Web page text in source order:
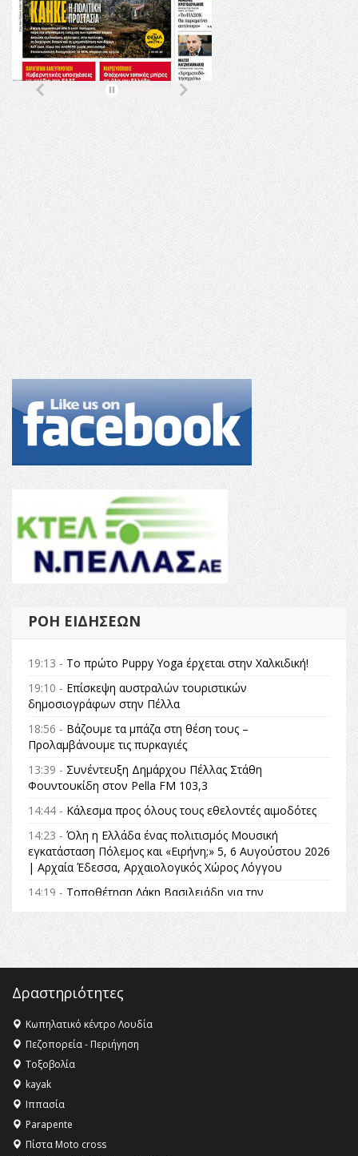
ΡΟΉ ΕΙΔΉΣΕΩΝ
19:13 - Το πρώτο Puppy Yoga έρχεται στην Χαλκιδική!
19:10 - Επίσκεψη αυστραλών τουριστικών
δημοσιογράφων στην Πέλλα
18:56 - Βάζουμε τα μπάζα στη θέση τους –
Προλαμβάνουμε τις πυρκαγιές
13:39 - Συνέντευξη Δημάρχου Πέλλας Στάθη
Φουντουκίδη στον Pella FM 103,3
14:44 - Κάλεσμα προς όλους τους εθελοντές αιμοδότες
14:23 - Όλη η Ελλάδα ένας πολιτισμός Μουσική
εγκατάσταση Πόλεμος και «Ειρήνη;» 5, 6 Αυγούστου 2026
| Αρχαία Έδεσσα, Αρχαιολογικός Χώρος Λόγγου
14:19 - Τοποθέτηση Λάκη Βασιλειάδη για την
Αναθεώρηση του Συντάγματος: «Σε τέτοιες κορυφαίες
θεσμικές διαδικασίες υπάρχει μόνο η ευθύνη απέναντι
στις επόμενες γενιές»
16:35 -Το πρόγραμμα του ΠΑΟΚ στον δεύτερο γύρο του
16:27 - Όλυμπος: Εντάχθηκε στον Κατάλογο Παγκόσμιας
Κληρονομιάς της UNESCO – Ομόφωνη η απόφαση Ο
Όλυμπος αναγνωρίστηκε ως φυσικό και πολιτιστικό
αγαθό εξέχουσας οικουμενικής αξίας για την
ανθρωπότητα
16:18 -
ΣΤΗΝ ΕΔΕΣΣΑ
Δραστηριότητες
Κωπηλατικό κέντρο Λουδία
Πεζοπορεία - Περιήγηση
Τοξοβολία
kayak
Ιππασία
Parapente
Πίστα Moto cross